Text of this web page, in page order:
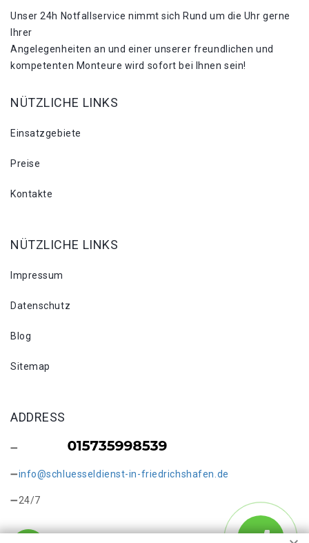
Unser 24h Notfallservice nimmt sich Rund um die Uhr gerne
Ihrer
Angelegenheiten an und einer unserer freundlichen und
kompetenten Monteure wird sofort bei Ihnen sein!
NÜTZLICHE LINKS
Einsatzgebiete
Preise
Kontakte
NÜTZLICHE LINKS
Impressum
Datenschutz
Blog
Sitemap
ADDRESS
info@schluesseldienst-in-friedrichshafen.de
24/7